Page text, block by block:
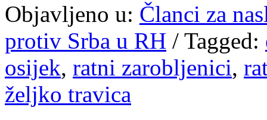
Objavljeno u: Članci za
protiv Srba u RH / Tagged:
osijek, ratni zarobljenici,
željko travica